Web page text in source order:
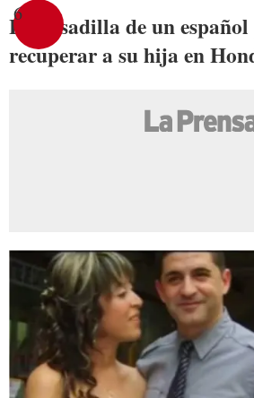
6
La pesadilla de un
recuperar a su hija en